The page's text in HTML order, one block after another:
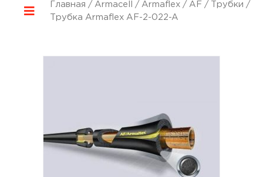
Главная / Armacell / Armaflex/ AF / Трубки /
Трубка Armaflex AF-2-022-A